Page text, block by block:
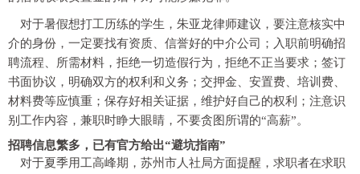
对于暑假想打工历练的学生，朱亚龙律师建议，要注意核实中
介的身份，一定要找有资质、信誉好的中介公司；入职前明确招
聘流程、所需材料，拒绝一切造假行为，拒绝不正当要求；签订
书面协议，明确双方的权利和义务；交押金、安置费、培训费、
材料费等应慎重；保存好相关证据，维护好自己的权利；注意识
别工作内容，兼职时睁大眼睛，不要贪图所谓的“高薪”。
招聘信息繁多，已有官方给出“避坑指南”
对于夏季用工高峰期，苏州市人社局方面提醒，求职者在求职